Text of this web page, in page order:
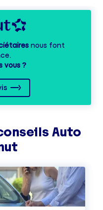
nous font
vous ?
Auto